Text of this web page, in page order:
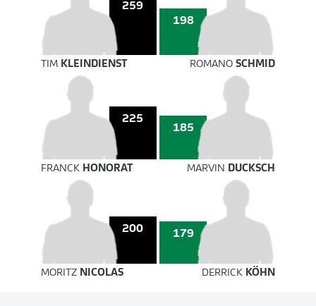
259
198
TIM KLEINDIENST ROMANOSCHMID
225
185
FRANCK HONORAT MARVIN DUCKSCH
200 179
MORITZ NICOLAS DERRICK KÖHN